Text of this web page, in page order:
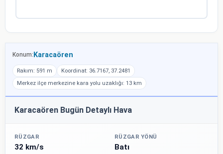
Konum: Karacaören
Rakım: 591 m
Koordinat: 36.7167, 37.2481
Merkez ilçe merkezine kara yolu uzaklığı: 13 km
Karacaören Bugün Detaylı Hava
RÜZGAR
32 km/s
RÜZGAR YÖNÜ
Batı